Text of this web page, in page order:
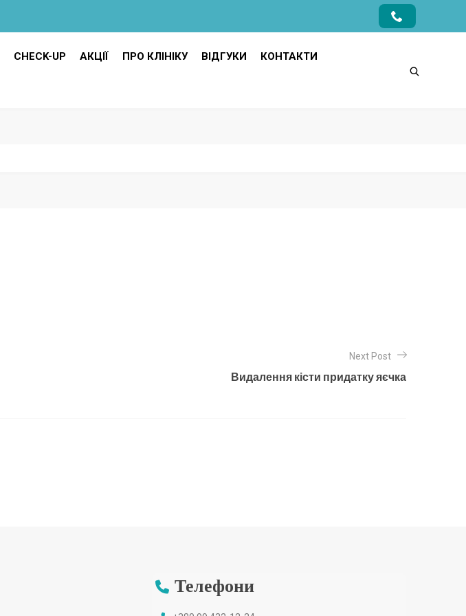
CHECK-UP АКЦІЇ ПРО КЛІНІКУ ВІДГУКИ КОНТАКТИ
Next Post
Видалення кісти придатку яєчка
Телефони